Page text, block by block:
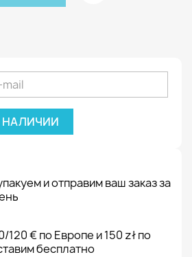
и отправим ваш заказ за
120 € по Европе и 150 zł по
бесплатно